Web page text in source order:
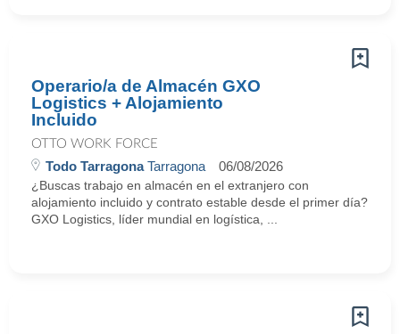
Operario/a de Almacén GXO
Logistics + Alojamiento
Incluido
OTTO WORK FORCE
Todo TarragonaTarragona 06/08/2026
¿Buscas trabajo en almacén en el extranjero con
alojamiento incluido y contrato estable desde el primer día?
GXO Logistics, líder mundial en logística, ...